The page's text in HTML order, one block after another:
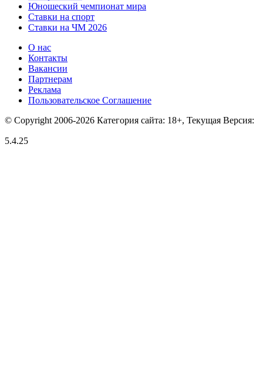
Юношеский чемпионат мира
Ставки на спорт
Ставки на ЧМ 2026
О нас
Контакты
Вакансии
Партнерам
Реклама
Пользовательское Соглашение
© Copyright 2006-2026 Категория сайта: 18+, Текущая Версия:
5.4.25